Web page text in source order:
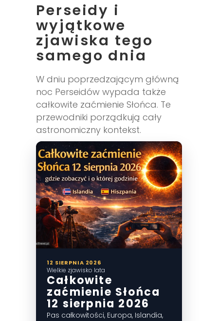
Perseidy i
wyjątkowe
zjawiska tego
samego dnia
W dniu poprzedzającym główną
noc Perseidów wypada także
całkowite zaćmienie Słońca. Te
przewodniki porządkują cały
astronomiczny kontekst.
12 SIERPNIA 2026
Wielkie zjawisko lata
Całkowite
zaćmienie Słońca
12 sierpnia 2026
Pas całkowitości, Europa, Islandia,